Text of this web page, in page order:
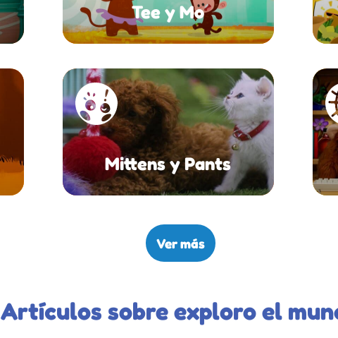
Tee y Mo
Mittens y Pants
Ver más
Artículos sobre exploro el